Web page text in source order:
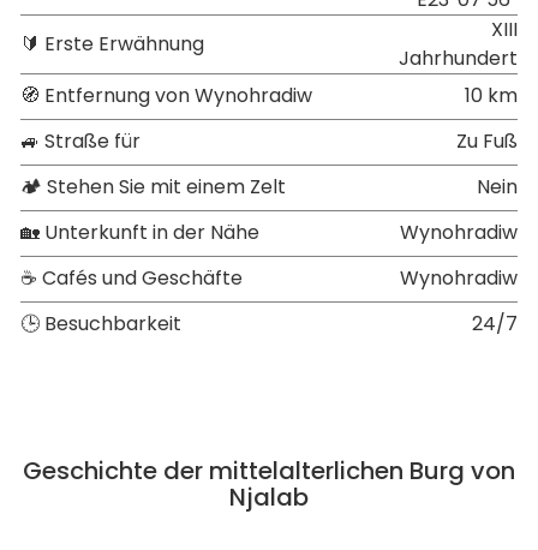
🔰 Erste Erwähnung
XIII
Jahrhundert
🧭 Entfernung von Wynohradiw
10 km
🚙 Straße für
Zu Fuß
🏕 Stehen Sie mit einem Zelt
Nein
🏡 Unterkunft in der Nähe
Wynohradiw
☕ Cafés und Geschäfte
Wynohradiw
🕒 Besuchbarkeit
24/7
Geschichte der mittelalterlichen Burg von
Njalab